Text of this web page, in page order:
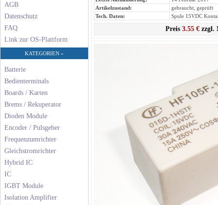
AGB
Datenschutz
FAQ
Link zur OS-Plattform
KATEGORIEN »
Batterie
Bedienterminals
Boards / Karten
Brems / Rekuperator
Dioden Module
Encoder / Pulsgeber
Frequenzumrichter
Gleichstromrichter
Hybrid IC
IC
IGBT Module
Isolation Amplifier
Artikelzustand:
gebraucht, geprüft
Tech. Daten:
Spule 15VDC
Preis 3.55 € zzgl.